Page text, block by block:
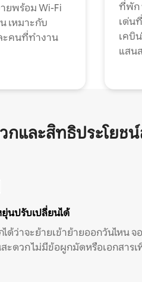
ยพร้อม Wi-Fi
เหมาะกับ
ะคนที่ทำงาน
ที่พัก
เด่น
เคบิ
แสน
กและสิทธิประโยช
นปรับเปลี่ยนได้
ได้ว่าจะย้ายเข้าย้ายออกวันไหน จ
ะดวก ไม่มีข้อผูกมัดหรือเอกสารเ